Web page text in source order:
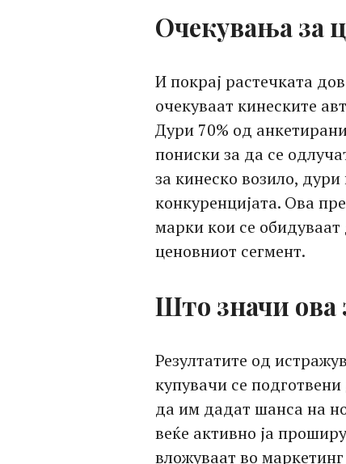
Очекувања за
И покрај растечката
очекуваат кинеските
Дури 70% од
пониски за да се
за кинеско возило,
конкуренцијата. Ова
марки кои се
ценовниот сегмент.
Што значи ова
Резултатите од
купувачи се
да им дадат шанса на
веќе активно ја
вложуваат во